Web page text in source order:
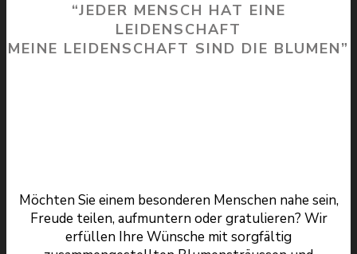
“JEDER MENSCH HAT EINE
LEIDENSCHAFT
MEINE LEIDENSCHAFT SIND DIE BLUMEN”
Möchten Sie einem besonderen Menschen nahe sein,
Freude teilen, aufmuntern oder gratulieren? Wir
erfüllen Ihre Wünsche mit sorgfältig